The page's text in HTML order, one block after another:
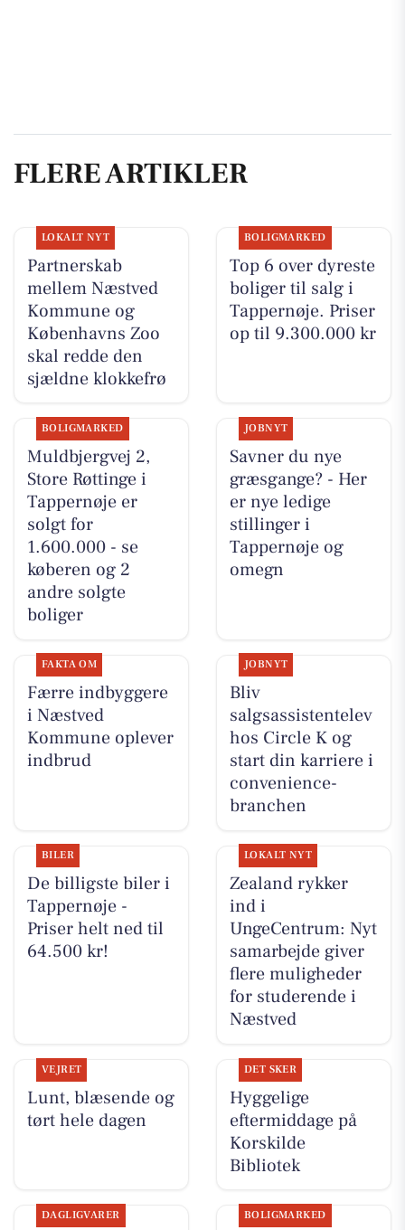
FLERE ARTIKLER
LOKALT NYT
Partnerskab
mellem Næstved
Kommune og
Københavns Zoo
skal redde den
sjældne klokkefrø
BOLIGMARKED
Top 6 over dyreste
boliger til salg i
Tappernøje. Priser
op til 9.300.000 kr
BOLIGMARKED
Muldbjergvej 2,
Store Røttinge i
Tappernøje er
solgt for
1.600.000 - se
køberen og 2
andre solgte
boliger
JOBNYT
Savner du nye
græsgange? - Her
er nye ledige
stillinger i
Tappernøje og
omegn
FAKTA OM
Færre indbyggere
i Næstved
Kommune oplever
indbrud
JOBNYT
Bliv
salgsassistentelev
hos Circle K og
start din karriere i
convenience-
branchen
BILER
De billigste biler i
Tappernøje -
Priser helt ned til
64.500 kr!
LOKALT NYT
Zealand rykker
ind i
UngeCentrum: Nyt
samarbejde giver
flere muligheder
for studerende i
Næstved
VEJRET
Lunt, blæsende og
tørt hele dagen
DET SKER
Hyggelige
eftermiddage på
Korskilde
Bibliotek
DAGLIGVARER BOLIGMARKED